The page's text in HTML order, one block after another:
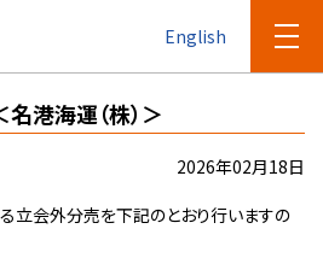
English
港海運（株）＞
2026年02月18日
立会外分売を下記のとおり行いますの